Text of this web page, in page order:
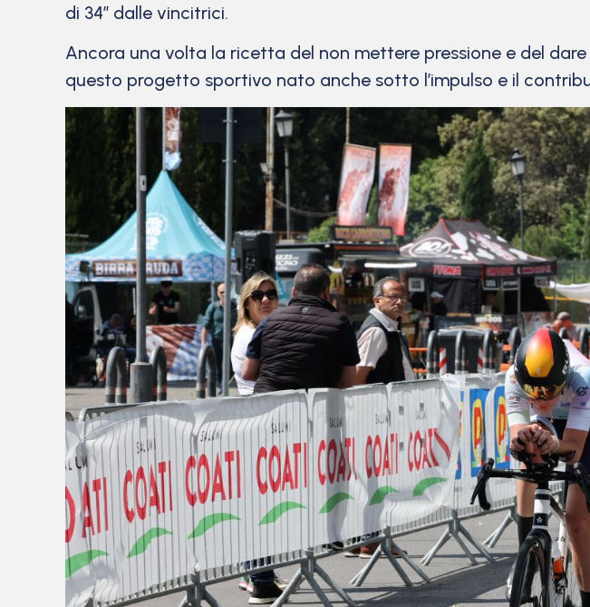
di 34’’ dalle vincitrici.
Ancora una volta la ricetta del non mettere pressione e del
questo progetto sportivo nato anche sotto l’impulso e il